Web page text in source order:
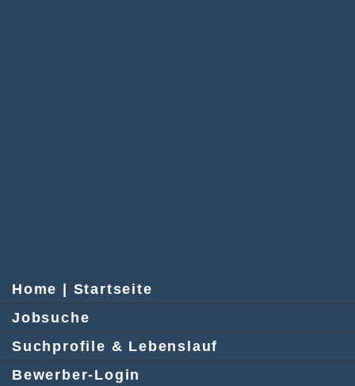
Home | Startseite
Jobsuche
Suchprofile & Lebenslauf
Bewerber-Login